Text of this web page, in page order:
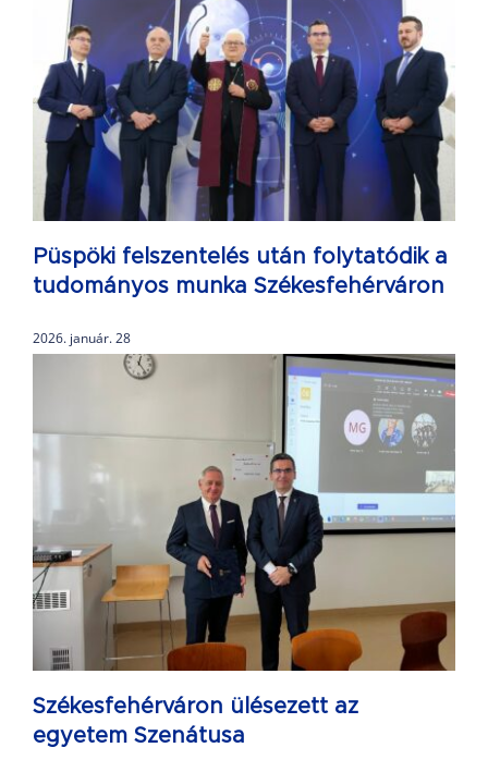
Püspöki felszentelés után folytatódik a
tudományos munka Székesfehérváron
2026. január. 28
Székesfehérváron ülésezett az
egyetem Szenátusa